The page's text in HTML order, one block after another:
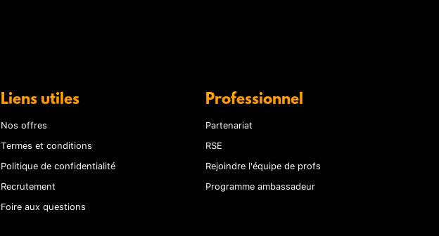
Liens utiles
Nos offres
Termes et conditions
Politique de confidentialité
Recrutement
Foire aux questions
Professionnel
Partenariat
RSE
Rejoindre l'équipe de profs
Programme ambassadeur